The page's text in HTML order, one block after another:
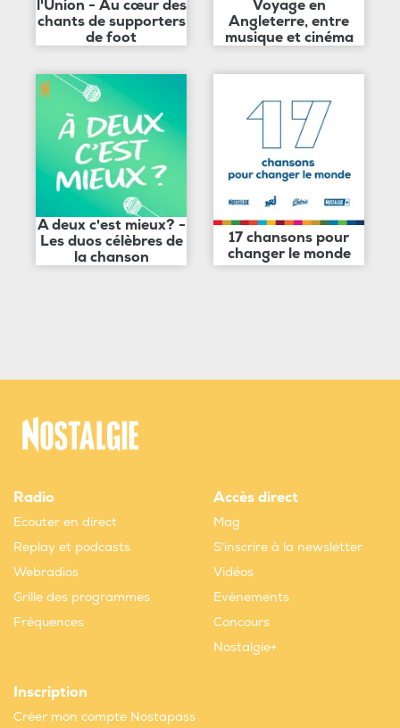
l'Union - Au cœur des
chants de supporters
de foot
Voyage en
Angleterre, entre
musique et cinéma
A deux c'est mieux? -
Les duos célèbres de
la chanson
17 chansons pour
changer le monde
Radio
Ecouter en direct
Replay et podcasts
Webradios
Grille des programmes
Fréquences
Accès direct
Mag
S'inscrire à la newsletter
Vidéos
Evènements
Concours
Nostalgie+
Inscription
Créer mon compte Nostapass